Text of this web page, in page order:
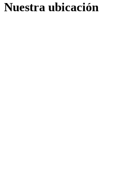
Nuestra ubicación